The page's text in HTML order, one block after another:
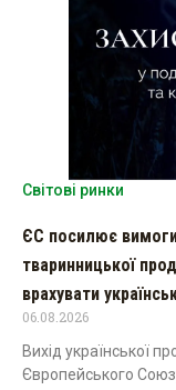
Світові ринки
ЄС посилює
тваринницької
врахувати
06.08.2026
Вихід української
Європейського